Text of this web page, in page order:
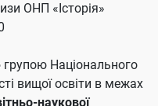
ОНП «Історія»
групою Національного
вищої освіти в межах
наукової